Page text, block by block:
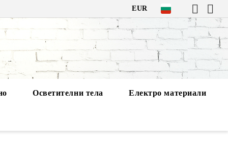
EUR
Осветителни тела Електро материали